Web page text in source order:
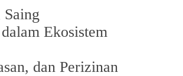
Saing
Ekosistem
dan Perizinan